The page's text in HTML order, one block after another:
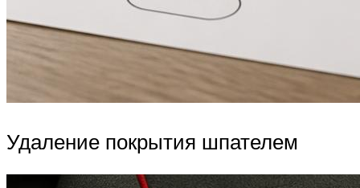
Удаление покрытия шпателем